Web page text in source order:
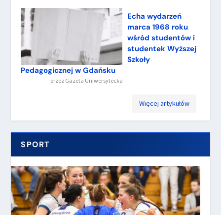
Echa wydarzeń
marca 1968 roku
wśród studentów i
studentek Wyższej
Szkoły
Pedagogicznej w Gdańsku
przez Gazeta Uniwersytecka
Więcej artykułów
SPORT